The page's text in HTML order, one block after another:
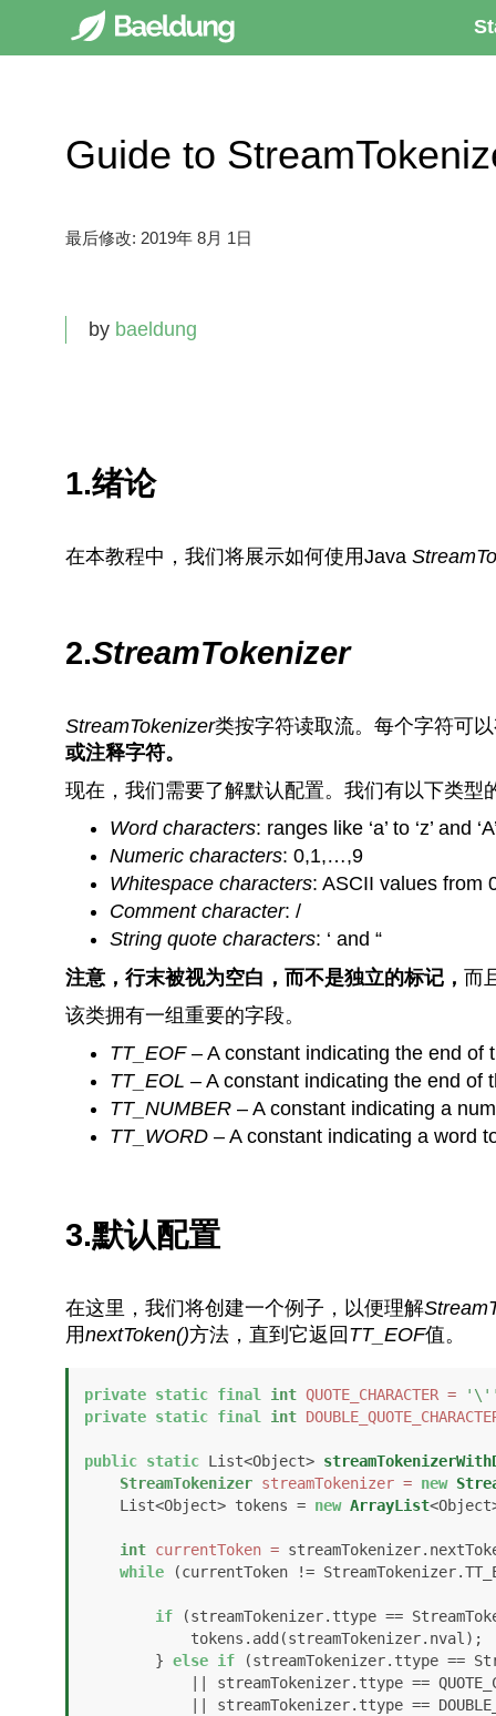
Guide to
最后修改: 2019年 8月 1日
by baeldung
1.绪论
在本教程中，我们将展示如何使用Java
2.StreamTokenizer
StreamTokenizer类按字符读取流。每个字符可
或注释字符。
现在，我们需要了解默认配置。我们有以下类型
Word characters: ranges like ‘a’ to ‘z’ and
Numeric characters: 0,1,…,9
Whitespace characters: ASCII values from
Comment character: /
String quote characters: ‘ and “
注意，行末被视为空白，而不是独立的标记， 而
该类拥有一组重要的字段。
TT_EOF – A constant indicating the end of
TT_EOL – A constant indicating the end of
TT_NUMBER – A constant indicating a
TT_WORD – A constant indicating a word
3.默认配置
在这里，我们将创建一个例子，以便理解
用nextToken()方法，直到它返回 TT_EOF值。
private static final int QUOTE_CHARACTER =
private static final int
public static List<Object>
StreamTokenizer streamTokenizer = new
    List<Object> tokens =
new ArrayList
int currentToken =
while (currentToken !=
if (streamTokenizer.ttype ==
        }
else if (streamTokenizer.ttype ==